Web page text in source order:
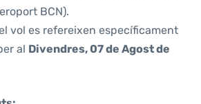
BCN).
vol es refereixen específicament
al Divendres, 07 de Agost de